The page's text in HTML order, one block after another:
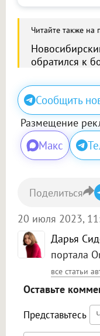
Читайте также на
обратился к
Сообщить
Размещение
Макс
Дарья
портала
все статьи
20 июля 2023,
Поделиться
Оставьте
Представьтесь